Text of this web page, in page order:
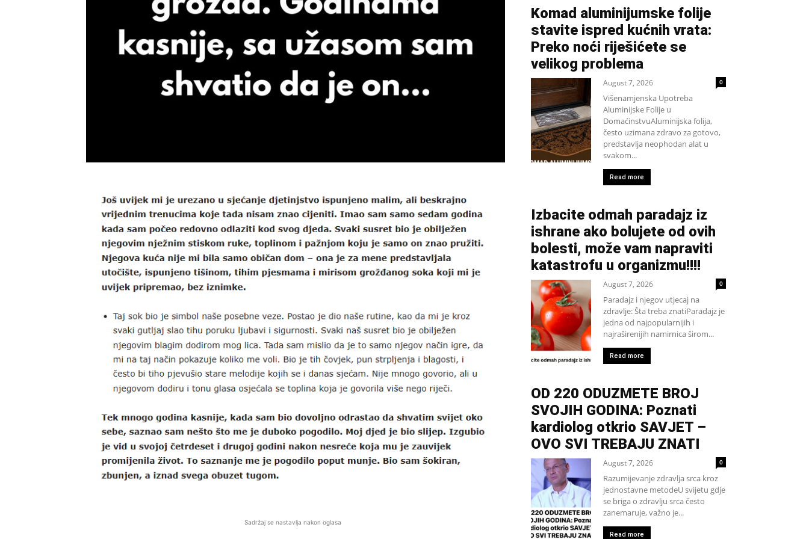
Sadržaj se nastavlja nakon oglasa
Komad aluminijumske folije
stavite ispred kućnih vrata:
Preko noći riješićete se
velikog problema
August 7, 2026 0
Višenamjenska Upotreba
Aluminijske Folije u
DomaćinstvuAluminijska folija,
često uzimana zdravo za gotovo,
predstavlja neophodan alat u
svakom...
Read more
Izbacite odmah paradajz iz
ishrane ako bolujete od ovih
bolesti, može vam napraviti
katastrofu u organizmu!!!!
August 7, 2026 0
Paradajz i njegov utjecaj na
zdravlje: Šta treba znatiParadajz je
jedna od najpopularnijih i
najraširenijih namirnica širom...
Read more
OD 220 ODUZMETE BROJ
SVOJIH GODINA: Poznati
kardiolog otkrio SAVJET –
OVO SVI TREBAJU ZNATI
August 7, 2026 0
Razumijevanje zdravlja srca kroz
jednostavne metodeU svijetu gdje
se briga o zdravlju srca često
zanemaruje, važno je...
Read more